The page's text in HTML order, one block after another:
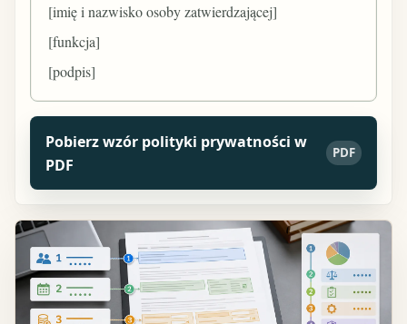
[imię i nazwisko osoby zatwierdzającej]
[funkcja]
[podpis]
Pobierz wzór polityki prywatności w
PDF
PDF